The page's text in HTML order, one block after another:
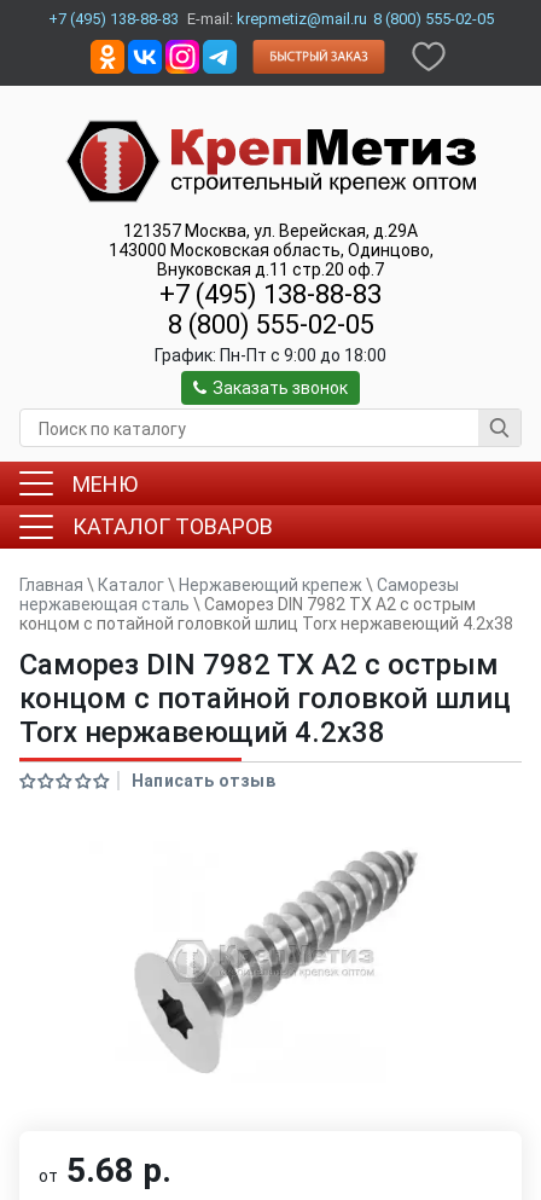
+7 (495) 138-88-83 E-mail: krepmetiz@mail.ru 8 (800) 555-02-05
121357 Москва, ул. Верейская, д.29А
143000 Московская область, Одинцово,
Внуковская д.11 стр.20 оф.7
+7 (495) 138-88-83
8 (800) 555-02-05
График: Пн-Пт c 9:00 до 18:00
Заказать звонок
МЕНЮ
КАТАЛОГ ТОВАРОВ
Главная \ Каталог\ Нержавеющий крепеж \ Саморезы
нержавеющая сталь \ Саморез DIN 7982 TX A2 с острым
концом с потайной головкой шлиц Torx нержавеющий 4.2x38
Саморез DIN 7982 TX A2 с острым
концом с потайной головкой шлиц
Torx нержавеющий 4.2x38
Написать отзыв
от 5.68 р.